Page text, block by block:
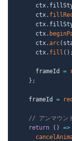
      ctx
.
      ctx
.
      ctx
.
      ctx
.
      ctx
.arc(
      ctx
. fill ( ) ;
      frameId
=
} ;
    frameId
=
// アンマウン
return
( ) =>